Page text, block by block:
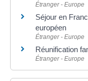
Étranger - Europe
Séjour en
européen
Étranger - Europe
Réunification
Étranger - Europe